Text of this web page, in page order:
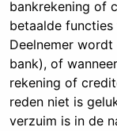
bankrekening of
betaalde
Deelnemer
bank), of
rekening of
reden niet is
verzuim is in de